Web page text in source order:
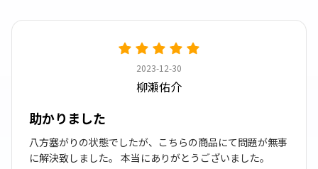
2023-12-30
柳瀬佑介
助かりました
八方塞がりの状態でしたが、こちらの商品にて問題が無事
に解決致しました。 本当にありがとうございました。